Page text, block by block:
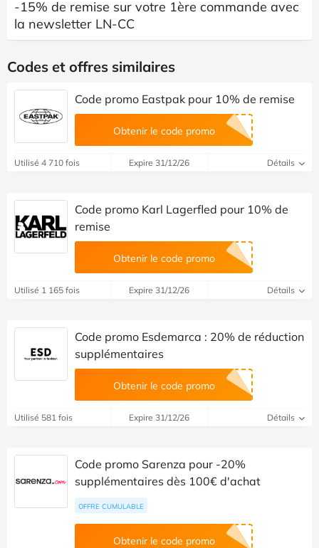
-15% de remise sur votre 1ère commande avec
la newsletter LN-CC
Codes et offres similaires
Code promo Eastpak pour 10% de remise
Obtenir le code promo
Utilisé 4 710 fois Expire 31/12/26 Détails
Code promo Karl Lagerfled pour 10% de
remise
Obtenir le code promo
Utilisé 1 165 fois Expire 31/12/26 Détails
Code promo Esdemarca : 20% de réduction
supplémentaires
Obtenir le code promo
Utilisé 581 fois Expire 31/12/26 Détails
Code promo Sarenza pour -20%
supplémentaires dès 100€ d'achat
OFFRE CUMULABLE
Obtenir le code promo